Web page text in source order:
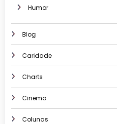
Humor
Blog
Caridade
Charts
Cinema
Colunas